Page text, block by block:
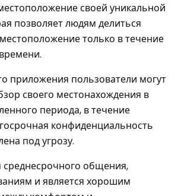
своей уникальной
позволяет людям делиться
только в течение
приложения пользователи могут
своего местонахождения в
периода, в течение
конфиденциальность
​​под угрозу.
общения,
и является хорошим